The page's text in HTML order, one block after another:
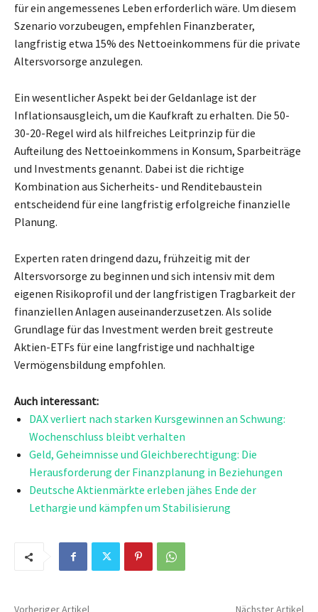
für ein angemessenes Leben erforderlich wäre. Um diesem
Szenario vorzubeugen, empfehlen Finanzberater,
langfristig etwa 15% des Nettoeinkommens für die private
Altersvorsorge anzulegen.
Ein wesentlicher Aspekt bei der Geldanlage ist der
Inflationsausgleich, um die Kaufkraft zu erhalten. Die 50-
30-20-Regel wird als hilfreiches Leitprinzip für die
Aufteilung des Nettoeinkommens in Konsum, Sparbeiträge
und Investments genannt. Dabei ist die richtige
Kombination aus Sicherheits- und Renditebaustein
entscheidend für eine langfristig erfolgreiche finanzielle
Planung.
Experten raten dringend dazu, frühzeitig mit der
Altersvorsorge zu beginnen und sich intensiv mit dem
eigenen Risikoprofil und der langfristigen Tragbarkeit der
finanziellen Anlagen auseinanderzusetzen. Als solide
Grundlage für das Investment werden breit gestreute
Aktien-ETFs für eine langfristige und nachhaltige
Vermögensbildung empfohlen.
Auch interessant:
DAX verliert nach starken Kursgewinnen an Schwung:
Wochenschluss bleibt verhalten
Geld, Geheimnisse und Gleichberechtigung: Die
Herausforderung der Finanzplanung in Beziehungen
Deutsche Aktienmärkte erleben jähes Ende der
Lethargie und kämpfen um Stabilisierung
Vorheriger Artikel Nächster Artikel